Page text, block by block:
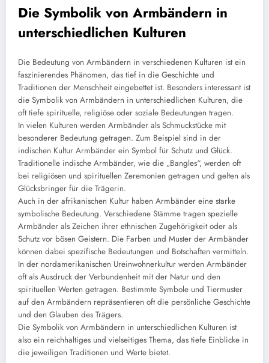
Die Symbolik von Armbändern in
unterschiedlichen Kulturen
Die Bedeutung von Armbändern in verschiedenen Kulturen ist ein
faszinierendes Phänomen, das tief in die Geschichte und
Traditionen der Menschheit eingebettet ist. Besonders interessant ist
die Symbolik von Armbändern in unterschiedlichen Kulturen, die
oft tiefe spirituelle, religiöse oder soziale Bedeutungen tragen.
In vielen Kulturen werden Armbänder als Schmuckstücke mit
besonderer Bedeutung getragen. Zum Beispiel sind in der
indischen Kultur Armbänder ein Symbol für Schutz und Glück.
Traditionelle indische Armbänder, wie die „Bangles“, werden oft
bei religiösen und spirituellen Zeremonien getragen und gelten als
Glücksbringer für die Trägerin.
Auch in der afrikanischen Kultur haben Armbänder eine starke
symbolische Bedeutung. Verschiedene Stämme tragen spezielle
Armbänder als Zeichen ihrer ethnischen Zugehörigkeit oder als
Schutz vor bösen Geistern. Die Farben und Muster der Armbänder
können dabei spezifische Bedeutungen und Botschaften vermitteln.
In der nordamerikanischen Ureinwohnerkultur werden Armbänder
oft als Ausdruck der Verbundenheit mit der Natur und den
spirituellen Werten getragen. Bestimmte Symbole und Tiermuster
auf den Armbändern repräsentieren oft die persönliche Geschichte
und den Glauben des Trägers.
Die Symbolik von Armbändern in unterschiedlichen Kulturen ist
also ein reichhaltiges und vielseitiges Thema, das tiefe Einblicke in
die jeweiligen Traditionen und Werte bietet.